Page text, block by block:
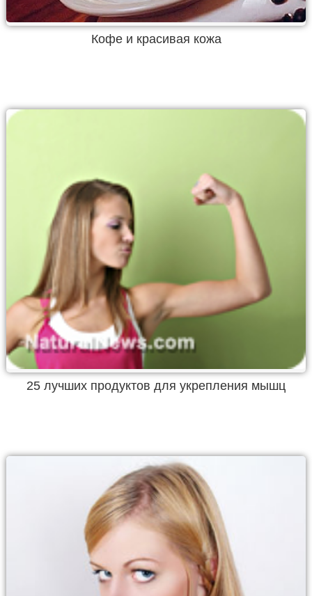
Кофе и красивая кожа
25 лучших продуктов для укрепления мышц